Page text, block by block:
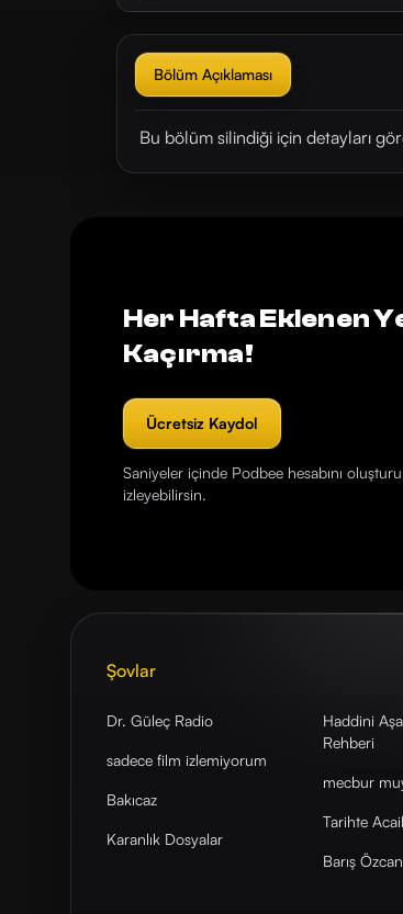
Bölüm Açıklaması
Bu bölüm silindiği için detayları
Her Hafta Eklenen
Kaçırma!
Ücretsiz Kaydol
Saniyeler içinde Podbee hesabını
izleyebilirsin.
Şovlar
Dr. Güleç Radio
sadece film izlemiyorum
Bakıcaz
Karanlık Dosyalar
Haddini
Rehberi
mecbur
Tarihte
Barış